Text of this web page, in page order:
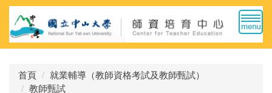
跳
到
主
要
首頁
就業輔導（教師資格考試及教師甄試）
教師甄試